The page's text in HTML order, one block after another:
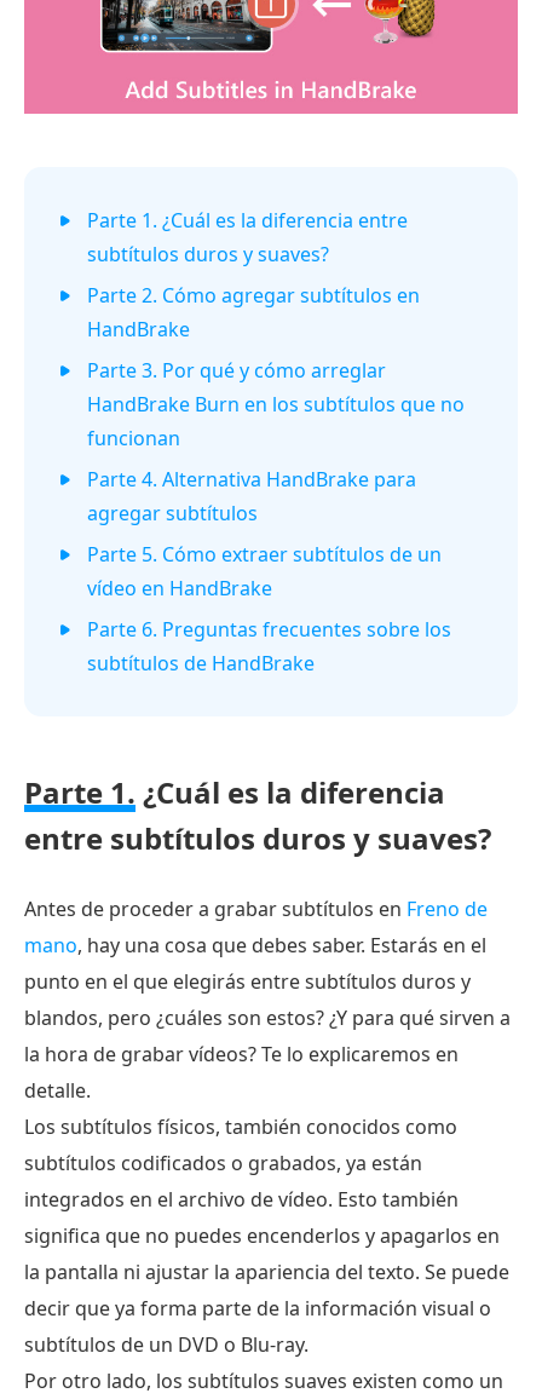
Parte 1. ¿Cuál es la diferencia entre
subtítulos duros y suaves?
Parte 2. Cómo agregar subtítulos en
HandBrake
Parte 3. Por qué y cómo arreglar
HandBrake Burn en los subtítulos que no
funcionan
Parte 4. Alternativa HandBrake para
agregar subtítulos
Parte 5. Cómo extraer subtítulos de un
vídeo en HandBrake
Parte 6. Preguntas frecuentes sobre los
subtítulos de HandBrake
Parte 1. ¿Cuál es la diferencia
entre subtítulos duros y suaves?
Antes de proceder a grabar subtítulos en Freno de
mano, hay una cosa que debes saber. Estarás en el
punto en el que elegirás entre subtítulos duros y
blandos, pero ¿cuáles son estos? ¿Y para qué sirven a
la hora de grabar vídeos? Te lo explicaremos en
detalle.
Los subtítulos físicos, también conocidos como
subtítulos codificados o grabados, ya están
integrados en el archivo de vídeo. Esto también
significa que no puedes encenderlos y apagarlos en
la pantalla ni ajustar la apariencia del texto. Se puede
decir que ya forma parte de la información visual o
subtítulos de un DVD o Blu-ray.
Por otro lado, los subtítulos suaves existen como un